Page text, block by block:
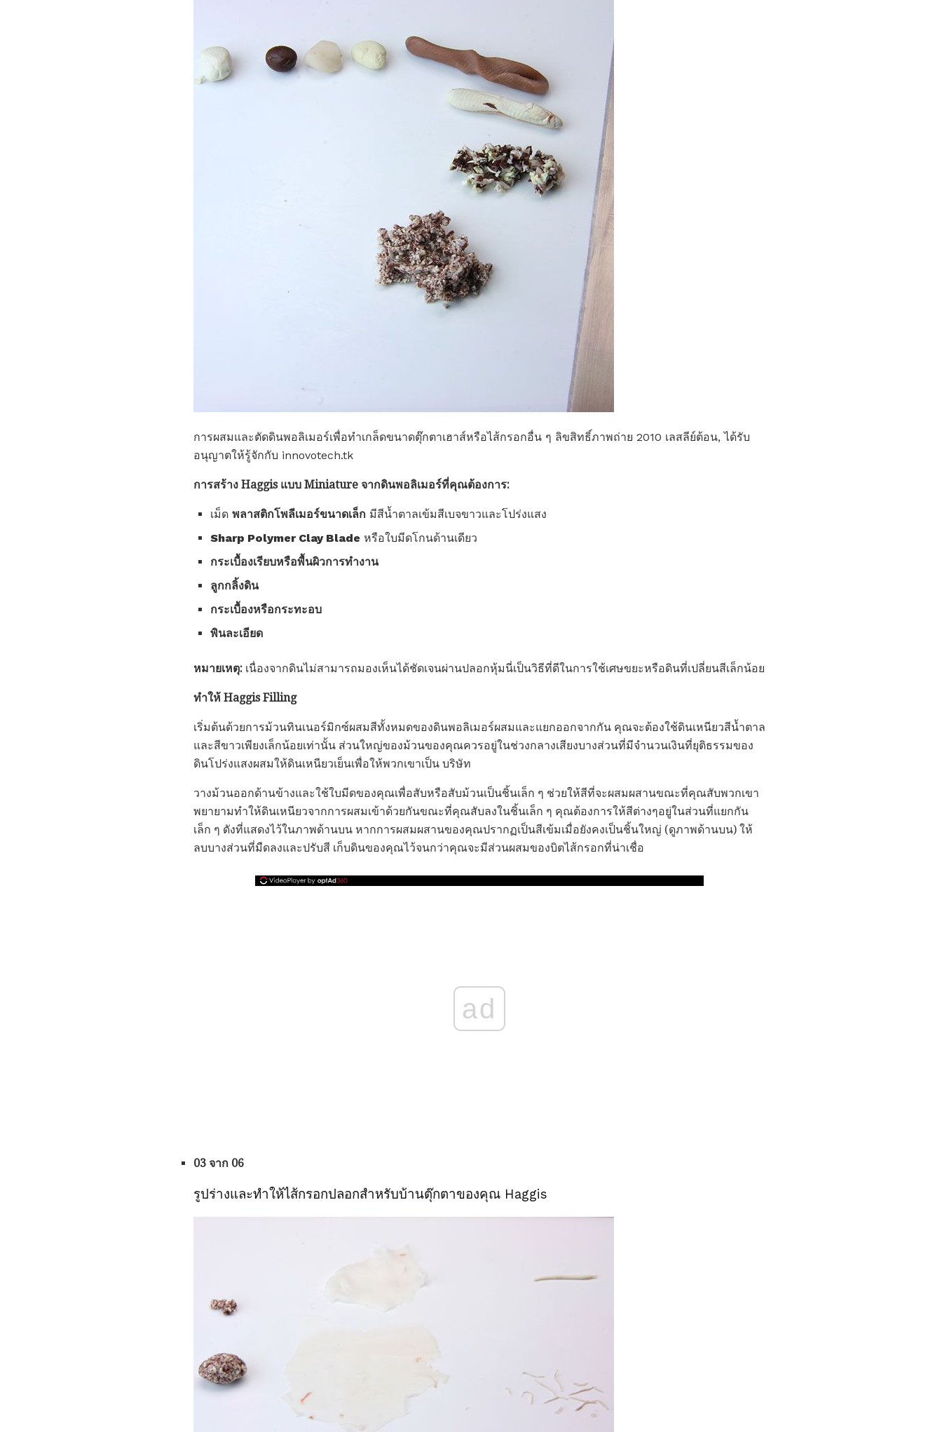
การผสมและตัดดินพอลิเมอร์เพื่อทำเกล็ดขนาดตุ๊กตาเฮาส์หรือไส้กรอกอื่น ๆ ลิขสิทธิ์ภาพถ่าย 2010 เลสลีย์ต้อน, ได้รับ
อนุญาตให้รู้จักกับ innovotech.tk
การสร้าง Haggis แบบ Miniature จากดินพอลิเมอร์ที่คุณต้องการ:
เม็ด พลาสติกโพลีเมอร์ขนาดเล็ก มีสีน้ำตาลเข้มสีเบจขาวและโปร่งแสง
Sharp Polymer Clay Blade หรือใบมีดโกนด้านเดียว
กระเบื้องเรียบหรือพื้นผิวการทำงาน
ลูกกลิ้งดิน
กระเบื้องหรือกระทะอบ
พินละเอียด
หมายเหตุ: เนื่องจากดินไม่สามารถมองเห็นได้ชัดเจนผ่านปลอกหุ้มนี่เป็นวิธีที่ดีในการใช้เศษขยะหรือดินที่เปลี่ยนสีเล็กน้อย
ทำให้ Haggis Filling
เริ่มต้นด้วยการม้วนทินเนอร์มิกซ์ผสมสีทั้งหมดของดินพอลิเมอร์ผสมและแยกออกจากกัน คุณจะต้องใช้ดินเหนียวสีน้ำตาล
และสีขาวเพียงเล็กน้อยเท่านั้น ส่วนใหญ่ของม้วนของคุณควรอยู่ในช่วงกลางเสียงบางส่วนที่มีจำนวนเงินที่ยุติธรรมของ
ดินโปร่งแสงผสมให้ดินเหนียวเย็นเพื่อให้พวกเขาเป็น บริษัท
วางม้วนออกด้านข้างและใช้ใบมีดของคุณเพื่อสับหรือสับม้วนเป็นชิ้นเล็ก ๆ ช่วยให้สีที่จะผสมผสานขณะที่คุณสับพวกเขา
พยายามทำให้ดินเหนียวจากการผสมเข้าด้วยกันขณะที่คุณสับลงในชิ้นเล็ก ๆ คุณต้องการให้สีต่างๆอยู่ในส่วนที่แยกกัน
เล็ก ๆ ดังที่แสดงไว้ในภาพด้านบน หากการผสมผสานของคุณปรากฏเป็นสีเข้มเมื่อยังคงเป็นชิ้นใหญ่ (ดูภาพด้านบน) ให้
ลบบางส่วนที่มืดลงและปรับสี เก็บดินของคุณไว้จนกว่าคุณจะมีส่วนผสมของบิตไส้กรอกที่น่าเชื่อ
ad
03 จาก 06
รูปร่างและทำให้ไส้กรอกปลอกสำหรับบ้านตุ๊กตาของคุณ Haggis